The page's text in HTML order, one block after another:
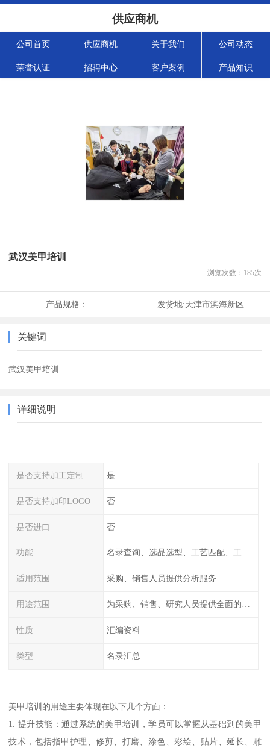
供应商机
公司首页 供应商机 关于我们 公司动态
荣誉认证 招聘中心 客户案例 产品知识
武汉美甲培训
浏览次数： 185次
产品规格： 发货地:天津市滨海新区
关键词
武汉美甲培训
详细说明
是否支持加工定制 是
是否支持加印LOGO 否
是否进口 否
功能 名录查询、选品选型、工艺匹配、工厂排名、价格统计、市场分析
适用范围 采购、销售人员提供分析服务
用途范围
性质 汇编资料
类型 名录汇总
美甲培训的用途主要体现在以下几个方面：
1. 提升技能：通过系统的美甲培训，学员可以掌握从基础到的美甲
技术，包括指甲护理、修剪、打磨、涂色、彩绘、贴片、延长、雕